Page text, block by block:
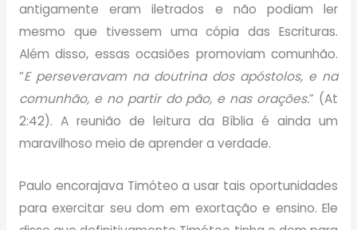
antigamente eram iletrados e não podiam ler
mesmo que tivessem uma cópia das Escrituras.
Além disso, essas ocasiões promoviam comunhão.
“E perseveravam na doutrina dos apóstolos, e na
comunhão, e no partir do pão, e nas orações.” (At
2:42). A reunião de leitura da Bíblia é ainda um
maravilhoso meio de aprender a verdade.
Paulo encorajava Timóteo a usar tais oportunidades
para exercitar seu dom em exortação e ensino. Ele